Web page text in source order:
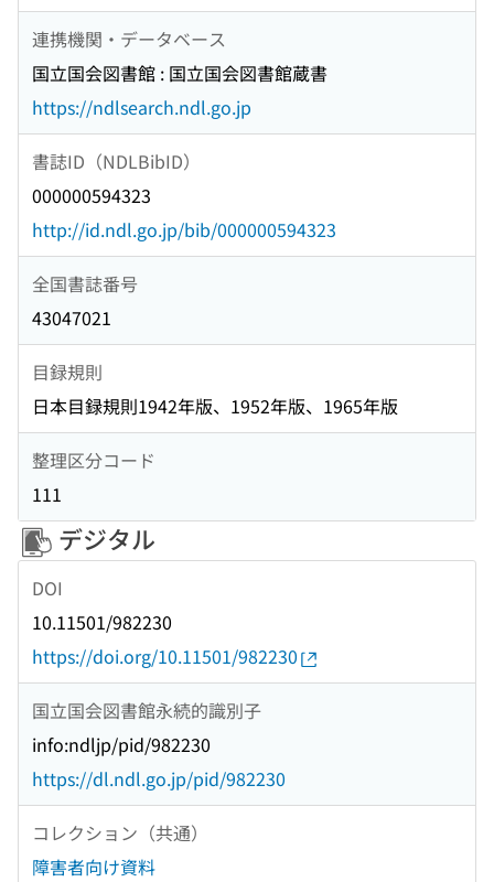
連携機関・データベース
国立国会図書館 : 国立国会図書館蔵書
https://ndlsearch.ndl.go.jp
書誌ID（NDLBibID）
000000594323
http://id.ndl.go.jp/bib/000000594323
全国書誌番号
43047021
目録規則
日本目録規則1942年版、1952年版、1965年版
整理区分コード
111
デジタル
DOI
10.11501/982230
https://doi.org/10.11501/982230
国立国会図書館永続的識別子
info:ndljp/pid/982230
https://dl.ndl.go.jp/pid/982230
コレクション（共通）
障害者向け資料